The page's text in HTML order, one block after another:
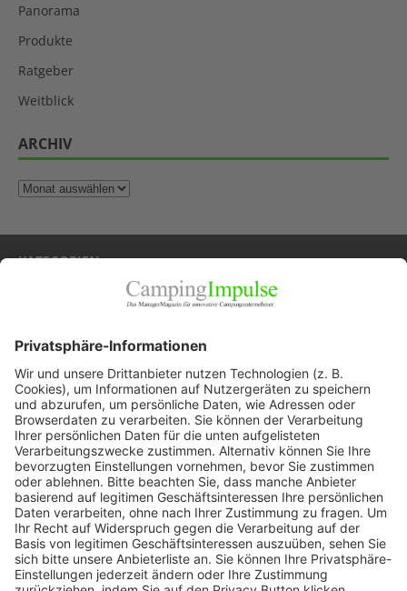
Panorama
Produkte
Ratgeber
Weitblick
ARCHIV
KATEGORIEN
Firmenporträts
Panorama
Produkte
Ratgeber
Weitblick
WEITERES AUS DEM VERLAG